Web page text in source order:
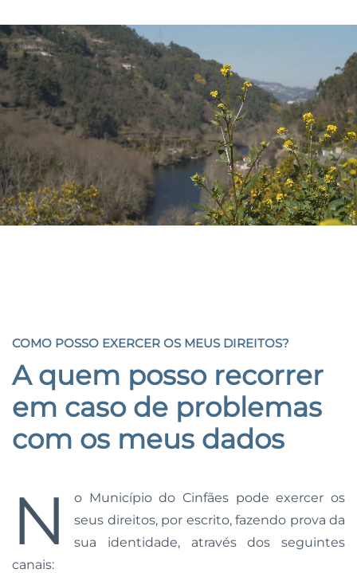
COMO POSSO EXERCER OS MEUS DIREITOS?
A quem posso recorrer
em caso de problemas
com os meus dados
N
o Município do Cinfães pode exercer os
seus direitos, por escrito, fazendo prova da
sua identidade, através dos seguintes
canais: